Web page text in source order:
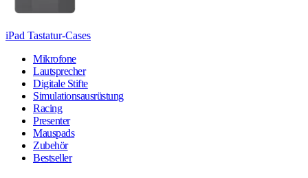
iPad Tastatur-Cases
Mikrofone
Lautsprecher
Digitale Stifte
Simulationsausrüstung
Racing
Presenter
Mauspads
Zubehör
Bestseller